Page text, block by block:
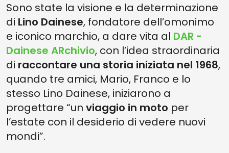
Sono state la visione e la determinazione
di Lino Dainese, fondatore dell’omonimo
e iconico marchio, a dare vita al DAR -
Dainese ARchivio, con l’idea straordinaria
di raccontare una storia iniziata nel 1968,
quando tre amici, Mario, Franco e lo
stesso Lino Dainese, iniziarono a
progettare “un viaggio in moto per
l’estate con il desiderio di vedere nuovi
mondi”.